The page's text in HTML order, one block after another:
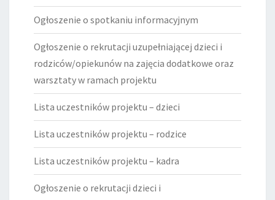
Ogłoszenie o spotkaniu informacyjnym
Ogłoszenie o rekrutacji uzupełniającej dzieci i
rodziców/opiekunów na zajęcia dodatkowe oraz
warsztaty w ramach projektu
Lista uczestników projektu – dzieci
Lista uczestników projektu – rodzice
Lista uczestników projektu – kadra
Ogłoszenie o rekrutacji dzieci i